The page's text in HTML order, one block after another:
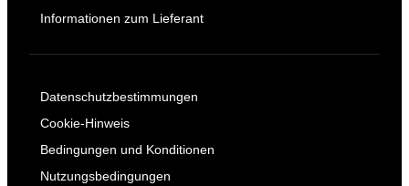
Informationen zum Lieferant
Datenschutzbestimmungen
Cookie-Hinweis
Bedingungen und Konditionen
Nutzungsbedingungen